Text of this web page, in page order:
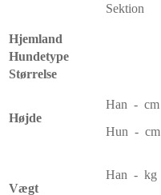
Sektion
Hjemland
Hundetype
Størrelse
Højde
Han - cm
Hun - cm
Vægt
Han - kg